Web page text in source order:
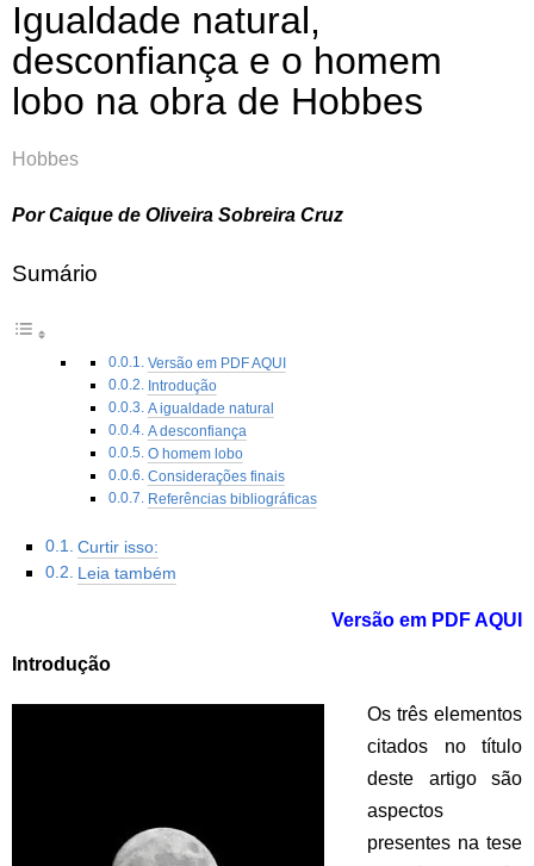
Igualdade natural,
desconfiança e o homem
lobo na obra de Hobbes
Hobbes
Por Caique de Oliveira Sobreira Cruz
Sumário
Versão em PDF AQUI
Introdução
A igualdade natural
A desconfiança
O homem lobo
Considerações finais
Referências bibliográficas
Curtir isso:
Leia também
Versão em PDF AQUI
Introdução
Os três elementos
citados no título
deste artigo são
aspectos
presentes na tese